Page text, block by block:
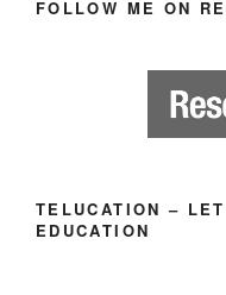
FOLLOW ME ON
TELUCATION –
EDUCATION